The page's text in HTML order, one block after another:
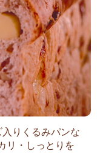
りくるみパンな
リ・しっとりを